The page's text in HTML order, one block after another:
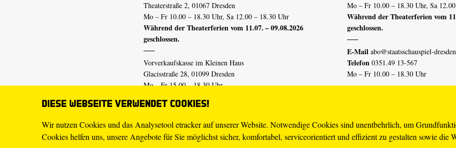
Diese Webseite verwendet Cookies!
Wir nutzen Cookies und das Analysetool etracker auf unserer Website. Notwendige Cookies sind unentbehrlich, um
Cookies helfen uns, unsere Angebote für Sie möglichst sicher, komfortabel, serviceorientiert und effizient zu gestalten sowie die
Theaterstraße 2, 01067 Dresden
Mo – Fr 10.00 – 18.30 Uhr, Sa 12.00 – 18.30 Uhr
Während der Theaterferien vom 11.07. – 09.08.2026
geschlossen.
Vorverkaufskasse im Kleinen Haus
Glacisstraße 28, 01099 Dresden
Mo – Fr 15.00 – 18.30 Uhr
geschlossen.
E-Mail tickets@staatsschauspiel-dresden.de
Mo – Fr 10.00 – 18.30 Uhr, Sa
Während der Theaterferien vom
geschlossen.
E-Mail abo@staatsschauspiel-
Telefon 0351.49 13-567
Mo – Fr 10.00 – 18.30 Uhr
Erklärung Barrierefreiheit